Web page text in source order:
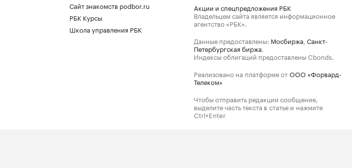
Сайт знакомств podbor.ru
РБК Курсы
Школа управления РБК
Акции и спецпредложения РБК
Владельцем сайта является информационное
агентство «РБК».
Данные предоставлены: Мосбиржа, Санкт-
Петербургская биржа.
Индексы облигаций предоставлены Cbonds.
Реализовано на платформе от ООО «Форвард-
Телеком»
Чтобы отправить редакции сообщение,
выделите часть текста в статье и нажмите
Ctrl+Enter